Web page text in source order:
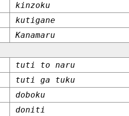
kinzoku
kutigane
Kanamaru
tuti to naru
tuti ga tuku
doboku
doniti